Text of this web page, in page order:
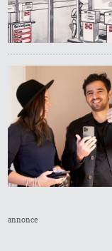
annonce